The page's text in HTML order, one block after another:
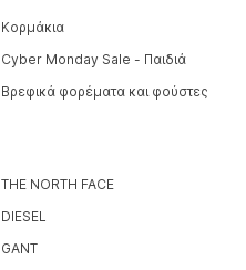
Κορμάκια
Cyber Monday Sale - Παιδιά
Βρεφικά φορέματα και φούστες
THE NORTH FACE
DIESEL
GANT